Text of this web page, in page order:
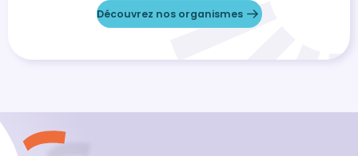
Découvrez nos organismes